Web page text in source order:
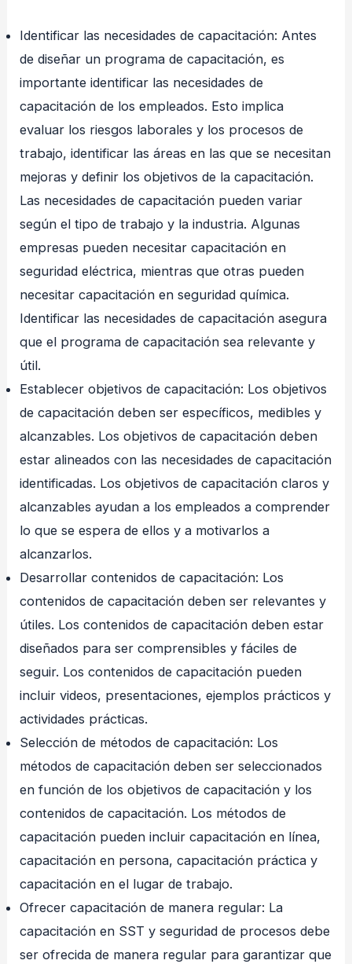
Identificar las necesidades de capacitación: Antes
de diseñar un programa de capacitación, es
importante identificar las necesidades de
capacitación de los empleados. Esto implica
evaluar los riesgos laborales y los procesos de
trabajo, identificar las áreas en las que se necesitan
mejoras y definir los objetivos de la capacitación.
Las necesidades de capacitación pueden variar
según el tipo de trabajo y la industria. Algunas
empresas pueden necesitar capacitación en
seguridad eléctrica, mientras que otras pueden
necesitar capacitación en seguridad química.
Identificar las necesidades de capacitación asegura
que el programa de capacitación sea relevante y
útil.
Establecer objetivos de capacitación: Los objetivos
de capacitación deben ser específicos, medibles y
alcanzables. Los objetivos de capacitación deben
estar alineados con las necesidades de capacitación
identificadas. Los objetivos de capacitación claros y
alcanzables ayudan a los empleados a comprender
lo que se espera de ellos y a motivarlos a
alcanzarlos.
Desarrollar contenidos de capacitación: Los
contenidos de capacitación deben ser relevantes y
útiles. Los contenidos de capacitación deben estar
diseñados para ser comprensibles y fáciles de
seguir. Los contenidos de capacitación pueden
incluir videos, presentaciones, ejemplos prácticos y
actividades prácticas.
Selección de métodos de capacitación: Los
métodos de capacitación deben ser seleccionados
en función de los objetivos de capacitación y los
contenidos de capacitación. Los métodos de
capacitación pueden incluir capacitación en línea,
capacitación en persona, capacitación práctica y
capacitación en el lugar de trabajo.
Ofrecer capacitación de manera regular: La
capacitación en SST y seguridad de procesos debe
ser ofrecida de manera regular para garantizar que